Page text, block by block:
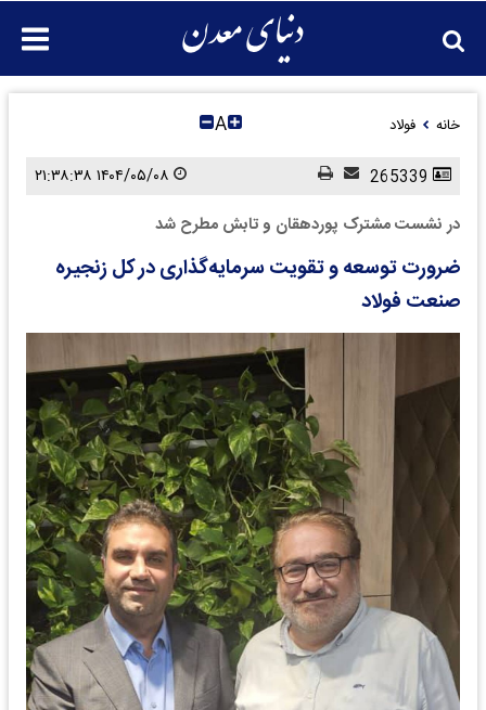
خانه فولاد A
در نشست مشترک پوردهقان و تابش مطرح شد
ضرورت توسعه و تقویت سرمایه‌گذاری در کل زنجیره
صنعت فولاد